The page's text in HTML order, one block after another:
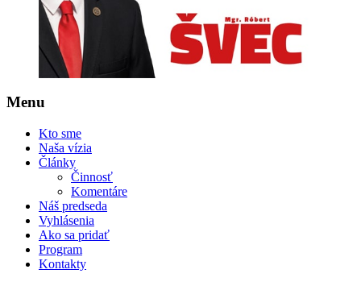
Menu
Kto sme
Naša vízia
Články
Činnosť
Komentáre
Náš predseda
Vyhlásenia
Ako sa pridať
Program
Kontakty